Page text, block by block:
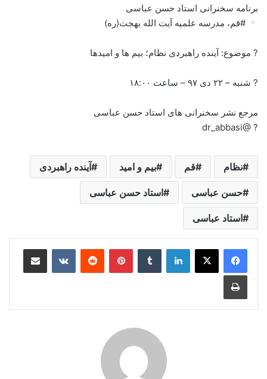
برنامه سخنرانی استاد حسن عباسی
#قم، مدرسه علمیه آیت الله بهجت(ره)
? موضوع: آینده راهبردی نظام؛ بیم ها و امیدها
? شنبه – ۲۲ دی ۹۷ – ساعت ۱۸:۰۰
مرجع نشر سخنرانی های استاد حسن عباسی
? @dr_abbasi
نظام قم بیم و امید آینده راهبردی
حسن عباسی استاد حسن عباسی
استاد عباسی
لینکدین ‫تامبلر ‫پین‌ترست‫رددیت ‫VKontakteاشتراک گذاری از طریق ایمیل
چاپ